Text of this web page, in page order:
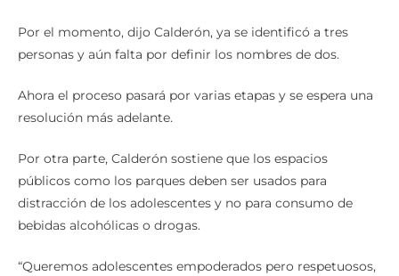
Por el momento, dijo Calderón, ya se identificó a tres
personas y aún falta por definir los nombres de dos.
Ahora el proceso pasará por varias etapas y se espera una
resolución más adelante.
Por otra parte, Calderón sostiene que los espacios
públicos como los parques deben ser usados para
distracción de los adolescentes y no para consumo de
bebidas alcohólicas o drogas.
“Queremos adolescentes empoderados pero respetuosos,